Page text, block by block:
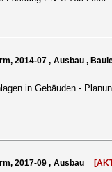
2014-07 , Ausbau ,
in Gebäuden -
2017-09 , Ausbau